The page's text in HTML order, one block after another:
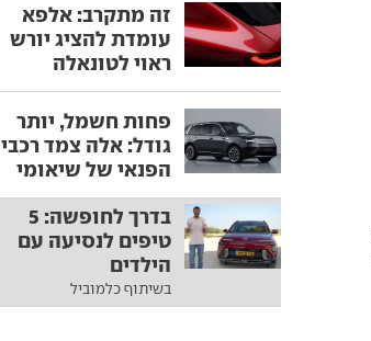
זה מתקרב: אלפא
עומדת להציג יורש
ראוי לטונאלה
פחות חשמל, יותר
גודל: אלה צמד רכבי
הפנאי של שיאומי
בדרך לחופשה: 5
טיפים לנסיעה עם
הילדים
בשיתוף כלמוביל